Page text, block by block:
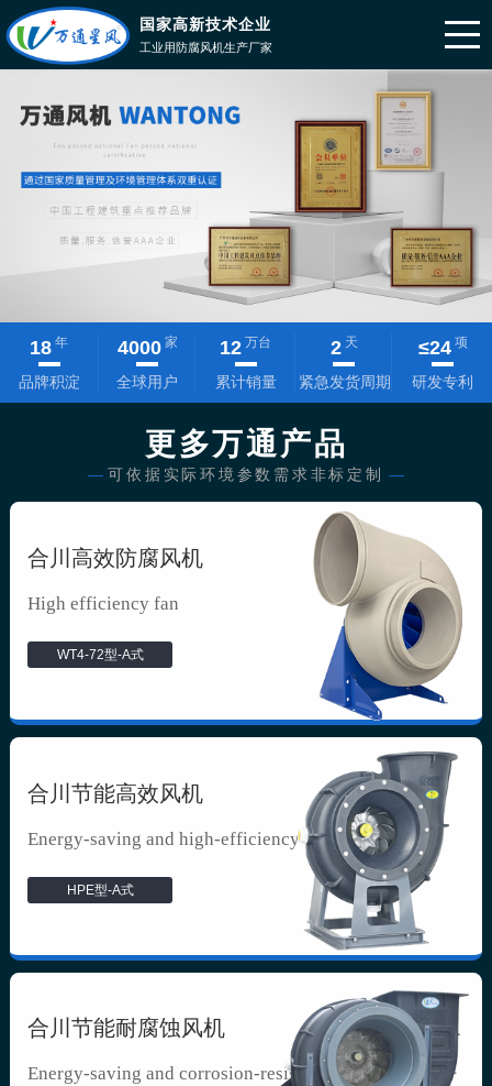
国家高新技术企业
工业用防腐风机生产厂家
18 年
品牌积淀
4000家
全球用户
12 万台
累计销量
2 天
紧急发货周期
≤24 项
研发专利
更多万通产品
— 可依据实际环境参数需求非标定制 —
合川高效防腐风机
High efficiency fan
WT4-72型-A式
合川节能高效风机
Energy-saving and high-efficiency f...
HPE型-A式
合川节能耐腐蚀风机
Energy-saving and corrosion-resista...